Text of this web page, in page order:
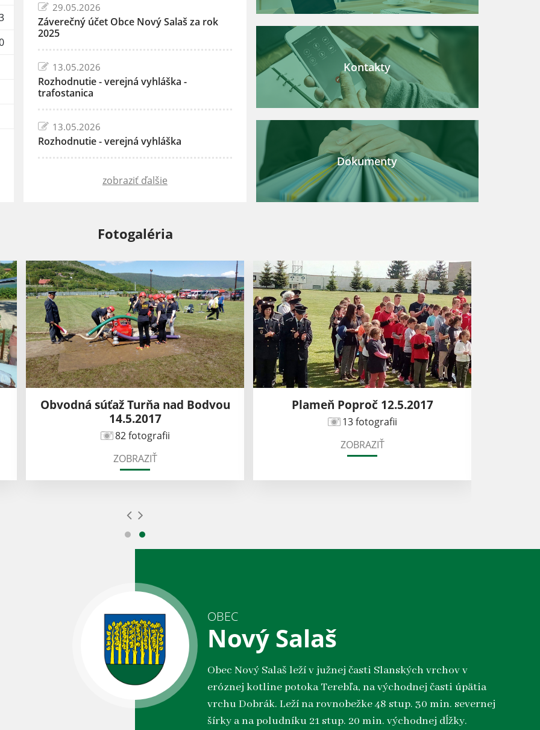
29.05.2026
Záverečný účet Obce Nový Salaš za rok
2025
13.05.2026
Rozhodnutie - verejná vyhláška -
trafostanica
13.05.2026
Rozhodnutie - verejná vyhláška
zobraziť ďalšie
Kontakty
Dokumenty
Fotogaléria
Obvodná súťaž Turňa nad Bodvou
14.5.2017
82 fotografii
ZOBRAZIŤ
Plameň Poproč 12.5.2017
13 fotografii
ZOBRAZIŤ
OBEC
Nový Salaš
Obec Nový Salaš leží v južnej časti Slanských vrchov v
eróznej kotline potoka Terebľa, na východnej časti úpätia
vrchu Dobrák. Leží na rovnobežke 48 stup. 30 min. severnej
šírky a na poludníku 21 stup. 20 min. východnej dĺžky.